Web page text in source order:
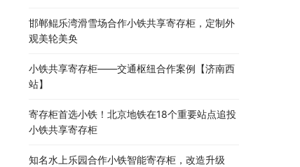
邯郸鲲乐湾滑雪场合作小铁共享寄存柜，定制外
观美轮美奂
小铁共享寄存柜——交通枢纽合作案例【济南西
站】
寄存柜首选小铁！北京地铁在18个重要站点追投
小铁共享寄存柜
知名水上乐园合作小铁智能寄存柜，改造升级